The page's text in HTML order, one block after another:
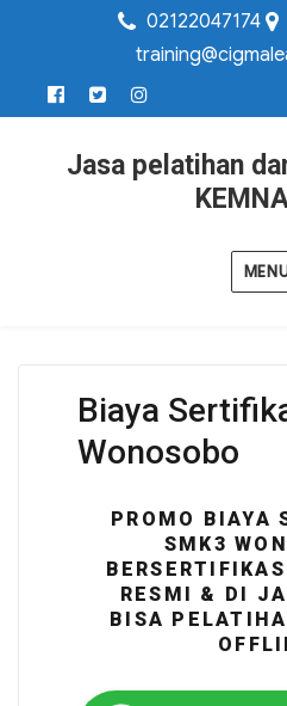
02122047174
Jasa pelatihan
Biaya
Wonosobo
PROMO BIAYA
SMK3
RESMI & DI
BISA